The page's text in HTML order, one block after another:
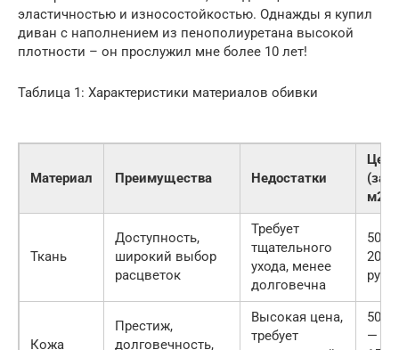
эластичностью и износостойкостью. Однажды я купил
диван с наполнением из пенополиуретана высокой
плотности – он прослужил мне более 10 лет!
Таблица 1: Характеристики материалов обивки
Материал Преимущества Недостатки
Цена
(за
м2)
Ткань
Доступность,
широкий выбор
расцветок
Требует
тщательного
ухода, менее
долговечна
500
2000
руб.
Кожа
Престиж,
долговечность,
Высокая цена,
требует
5000
—